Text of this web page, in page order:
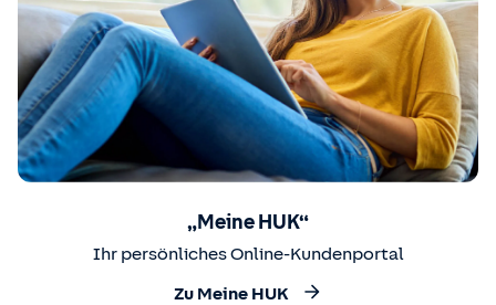
„Meine HUK“
Ihr persönliches Online-Kundenportal
Zu Meine HUK